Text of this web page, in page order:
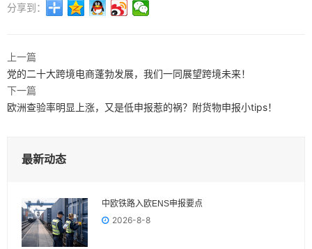
分享到：
上一篇
党的二十大跨境电商蓬勃发展，我们一同展望跨境未来！
下一篇
欧洲查验率明显上涨，又是低申报惹的祸？附货物申报小tips！
最新动态
中欧铁路入欧ENS申报要点
2026-8-8